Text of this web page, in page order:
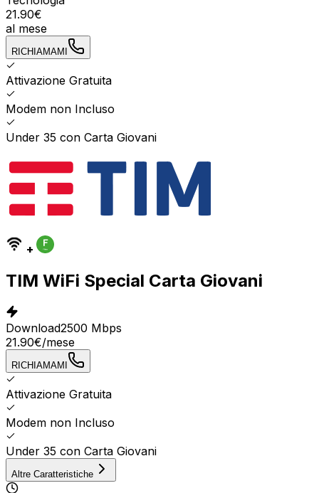
21.90€
al mese
RICHIAMAMI
Attivazione Gratuita
Modem non Incluso
Under 35 con Carta Giovani
+
TIM WiFi Special Carta Giovani
Download2500 Mbps
21.90€/mese
RICHIAMAMI
Attivazione Gratuita
Modem non Incluso
Under 35 con Carta Giovani
Altre Caratteristiche